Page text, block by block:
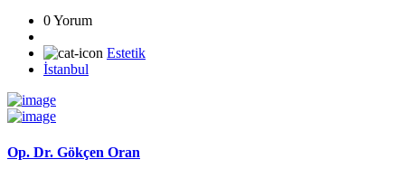
0 Yorum
Estetik
İstanbul
Op. Dr. Gökçen Oran